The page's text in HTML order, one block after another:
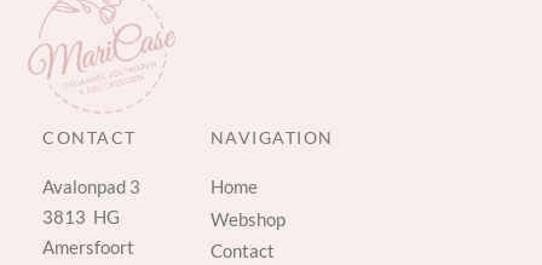
CONTACT
Avalonpad 3
3813 HG
Amersfoort
NAVIGATION
Home
Webshop
Contact